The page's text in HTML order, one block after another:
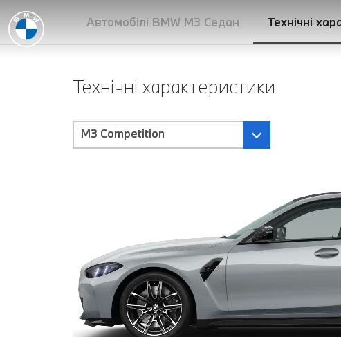
Автомобілі BMW M3 Седан Технічні
Технічні характеристики
M3 Competition